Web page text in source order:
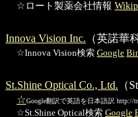
☆ロート製薬会社情報
Innova Vision Inc. （英諾華
☆Innova Vision検索 Google
St.Shine Optical Co., Ltd. （
☆Google翻訳で英語を日本語訳 http://
☆St.Shine Optical検索 Google